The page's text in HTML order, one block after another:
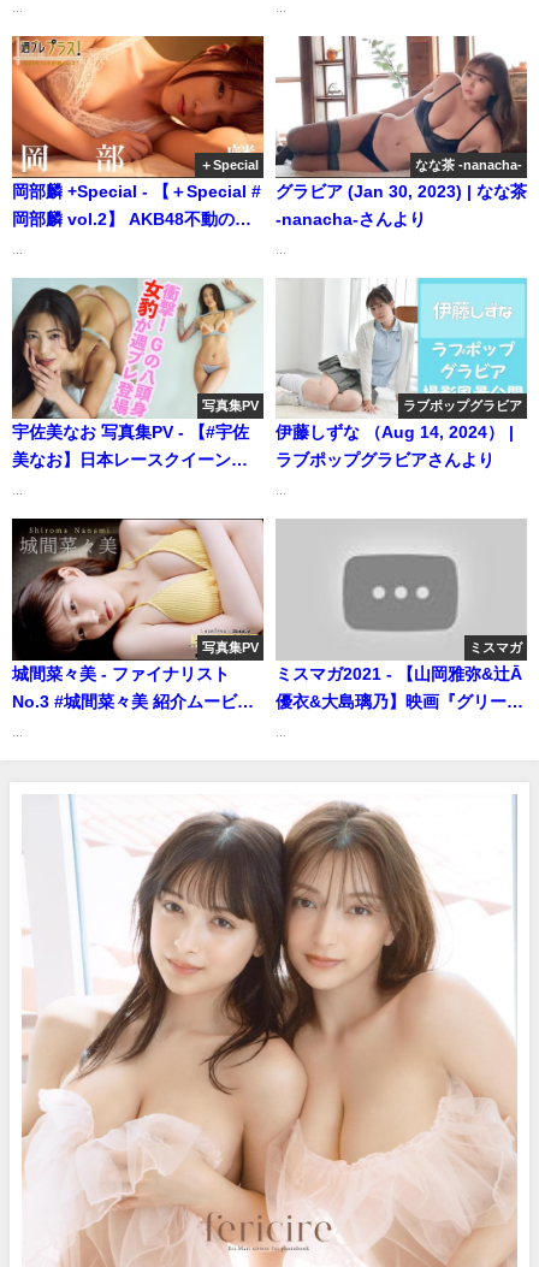
社ヤンマガchさんより
＋Special
岡部麟 +Special - 【＋Special #
岡部麟 vol.2】 AKB48不動の選
＜2024年10月前期＞―Rin
Okabe（2024年09月30日） | 週
プレChannel【集英社 週刊プレ
イボーイ公式】さんより
なな茶 -nanacha-
グラビア (Jan 30, 2023) | なな茶
-nanacha-さんより
写真集PV
宇佐美なお 写真集PV - 【#宇佐
美なお】日本レースクイーン大
タル写真集 好評発売中！―Nao
Usami（2024年05月28日） | 週
プレChannel【集英社 週刊プレ
イボーイ公式】さんより
ラブポップグラビア
伊藤しずな （Aug 14, 2024） |
ラブポップグラビアさんより
写真集PV
城間菜々美 - ファイナリスト
No.3 #城間菜々美 紹介ムービー
Shiroma (Nov 17, 2025) | 週プ
レChannel【集英社 週刊プレイ
ボーイ公式】さんより
ミスマガ
ミスマガ2021 - 【山岡雅弥&辻Ā
優衣&大島璃乃】映画『グリーン
2021】（2022年08月26日） | ミ
スマガTVさんより